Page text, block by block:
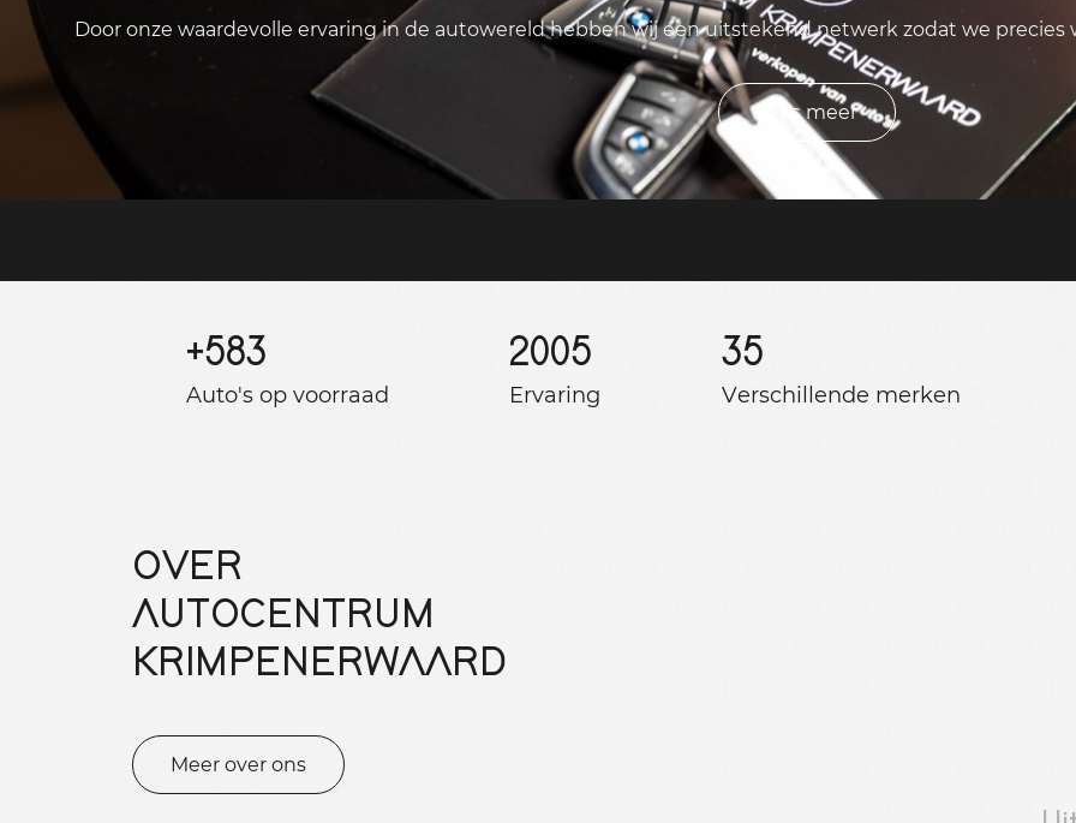
Door onze waardevolle ervaring in de autowereld hebben wij een uitstekend netwerk zodat we
Lees meer
+583
Auto's op voorraad
2005
Ervaring
35
Verschillende merken
OVER
AUTOCENTRUM
KRIMPENERWAARD
Meer over ons